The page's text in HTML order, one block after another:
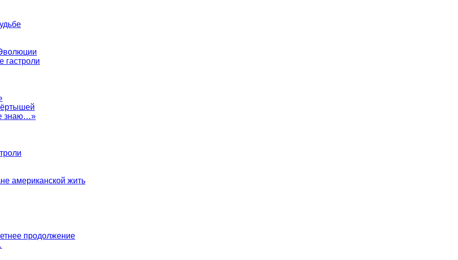
гастроли
знаю…»
американской жить
продолжение